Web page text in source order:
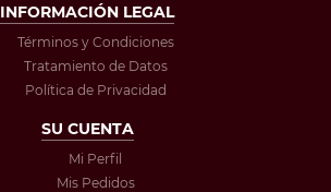
INFORMACIÓN LEGAL
Términos y Condiciones
Tratamiento de Datos
Política de Privacidad
SU CUENTA
Mi Perfil
Mis Pedidos